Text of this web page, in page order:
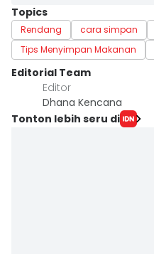
Topics
Rendang cara simpan
Tips Menyimpan Makanan
Editorial Team
Editor
Dhana Kencana
Tonton lebih seru di